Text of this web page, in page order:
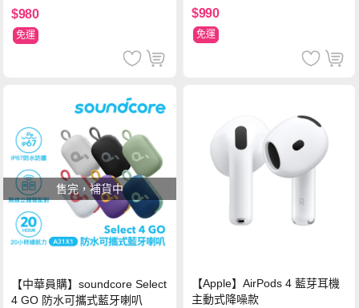
$980
免運
$990
免運
售完，補貨中
【中華員購】soundcore Select
4 GO 防水可攜式藍牙喇叭
【Apple】AirPods 4 藍芽耳機
主動式降噪款